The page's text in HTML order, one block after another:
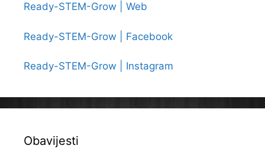
Ready-STEM-Grow | Web
Ready-STEM-Grow | Facebook
Ready-STEM-Grow | Instagram
Obavijesti